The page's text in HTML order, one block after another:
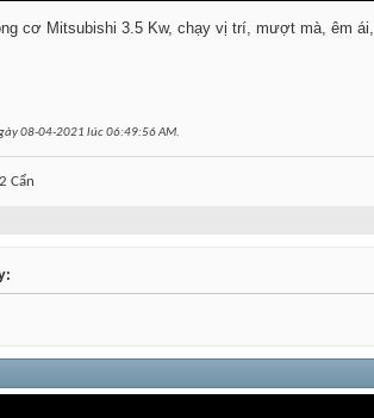
cơ Mitsubishi 3.5 Kw, chạy vị trí, mượt mà, êm ái,
08-04-2021 lúc06:49:56 AM.
Cẩn